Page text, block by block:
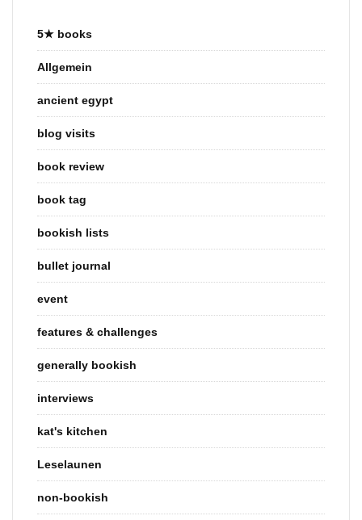
5★ books
Allgemein
ancient egypt
blog visits
book review
book tag
bookish lists
bullet journal
event
features & challenges
generally bookish
interviews
kat's kitchen
Leselaunen
non-bookish